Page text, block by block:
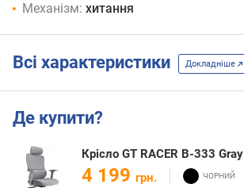
Механізм: хитання
Всі характеристики Докладніше
Де купити?
Крісло GT RACER B-333 Gray
4 199 грн.